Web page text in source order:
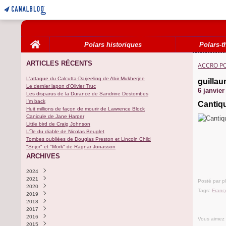
Home
Polars historiques Polars-
ARTICLES RÉCENTS
L'attaque du Calcutta-Darjeeling de Abir Mukherjee
Le dernier lapon d'Olivier Truc
Les disparus de la Durance de Sandrine Destombes
I'm back
Huit millions de façon de mourir de Lawrence Block
Canicule de Jane Harper
Little bird de Craig Johnson
L'île du diable de Nicolas Beuglet
Tombes oubliées de Douglas Preston et Lincoln Child
"Snjor" et "Mörk" de Ragnar Jonasson
ARCHIVES
2024
Novembre
Octobre
2021
Septembre
Août
2020
Décembre
2019
Août
2018
Décembre
Août
2017
Décembre
Juillet
2016
Octobre
2015
ACCRO
6 janvier
Posté par
Tags:
Vous aimez